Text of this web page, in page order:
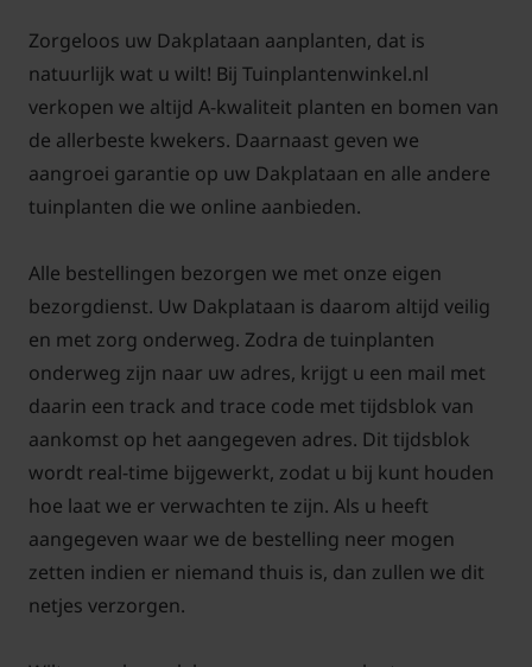
De Dakplataan valt niet onder de kleine bomen maar
er is een versie die minder snel groeit dat is de
Dakplataan compact. Deze Dakplataan word
gekozen voor mensen die wel het blad wensen van
een Dakplataan, maar niet de groei snelheid zodat
Dakplataan compact groeien andere planten ook
beter bv. vaste planten en struiken het wortelgestel
blijft ook wat compacter. We adviseren bij beide om
eenboompaalen twee boompalen bij te zetten voor
de begin jaren. U kunt de Dakplataan jaarrond
aanplanten dat is geen probleem.
Dakplataan snoeien en onderhouden
Zorgeloos uw Dakplataan aanplanten, dat is
natuurlijk wat u wilt! Bij Tuinplantenwinkel.nl
verkopen we altijd A-kwaliteit planten en bomen van
de allerbeste kwekers. Daarnaast geven we
aangroei garantie op uw Dakplataan en alle andere
tuinplanten die we online aanbieden.
Alle bestellingen bezorgen we met onze eigen
bezorgdienst. Uw Dakplataan is daarom altijd veilig
en met zorg onderweg. Zodra de tuinplanten
onderweg zijn naar uw adres, krijgt u een mail met
daarin een track and trace code met tijdsblok van
aankomst op het aangegeven adres. Dit tijdsblok
wordt real-time bijgewerkt, zodat u bij kunt houden
hoe laat we er verwachten te zijn. Als u heeft
aangegeven waar we de bestelling neer mogen
zetten indien er niemand thuis is, dan zullen we dit
netjes verzorgen.